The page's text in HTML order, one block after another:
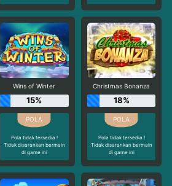
Wins of Winter
15%
Pola tidak tersedia !
Tidak disarankan bermain
di game ini
Christmas Bonanza
18%
Pola tidak tersedia !
Tidak disarankan bermain
di game ini